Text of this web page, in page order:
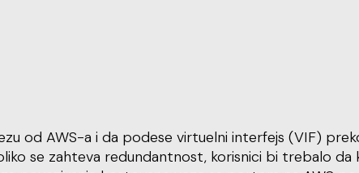
od AWS-a i da podese virtuelni interfejs (VIF)
se zahteva redundantnost, korisnici bi trebalo